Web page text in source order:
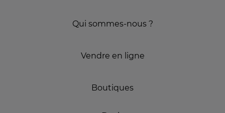
Qui sommes-nous ?
Vendre en ligne
Boutiques